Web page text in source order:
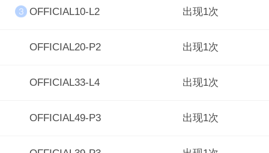
OFFICIAL10-L2 出现1次
OFFICIAL20-P2 出现1次
OFFICIAL33-L4 出现1次
OFFICIAL49-P3 出现1次